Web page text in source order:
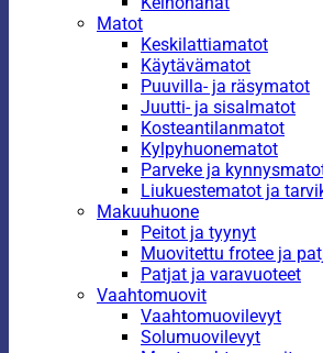
Matot
Keskilattiamatot
Käytävämatot
Puuvilla- ja räsymatot
Juutti- ja sisalmatot
Kosteantilanmatot
Kylpyhuonematot
Parveke ja
Liukuestematot ja
Makuuhuone
Peitot ja tyynyt
Muovitettu frotee ja
Patjat ja varavuoteet
Vaahtomuovit
Vaahtomuovilevyt
Solumuovilevyt